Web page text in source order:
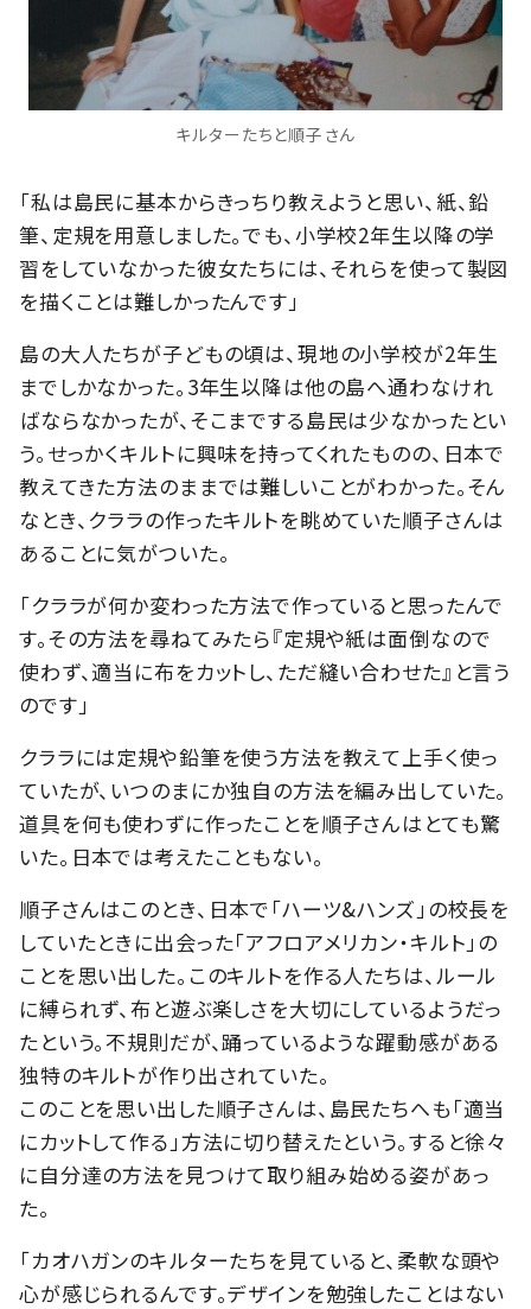
キルターたちと順子さん
「私は島民に基本からきっちり教えようと思い、紙、鉛
筆、定規を用意しました。でも、小学校2年生以降の学
習をしていなかった彼女たちには、それらを使って製図
を描くことは難しかったんです」
島の大人たちが子どもの頃は、現地の小学校が2年生
までしかなかった。3年生以降は他の島へ通わなけれ
ばならなかったが、そこまでする島民は少なかったとい
う。せっかくキルトに興味を持ってくれたものの、日本で
教えてきた方法のままでは難しいことがわかった。そん
なとき、クララの作ったキルトを眺めていた順子さんは
あることに気がついた。
「クララが何か変わった方法で作っていると思ったんで
す。その方法を尋ねてみたら『定規や紙は面倒なので
使わず、適当に布をカットし、ただ縫い合わせた』と言う
のです」
クララには定規や鉛筆を使う方法を教えて上手く使っ
ていたが、いつのまにか独自の方法を編み出していた。
道具を何も使わずに作ったことを順子さんはとても驚
いた。日本では考えたこともない。
順子さんはこのとき、日本で「ハーツ&ハンズ」の校長を
していたときに出会った「アフロアメリカン・キルト」の
ことを思い出した。このキルトを作る人たちは、ルール
に縛られず、布と遊ぶ楽しさを大切にしているようだっ
たという。不規則だが、踊っているような躍動感がある
独特のキルトが作り出されていた。
このことを思い出した順子さんは、島民たちへも「適当
にカットして作る」方法に切り替えたという。すると徐々
に自分達の方法を見つけて取り組み始める姿があっ
た。
「カオハガンのキルターたちを見ていると、柔軟な頭や
心が感じられるんです。デザインを勉強したことはない